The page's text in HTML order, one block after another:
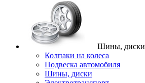
Шины, диски
Колпаки на колеса
Подвеска автомобиля
Шины, диски